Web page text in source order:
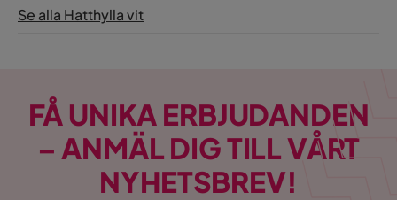
Se alla Hatthylla vit
FÅ UNIKA ERBJUDANDEN
– ANMÄL DIG TILL VÅRT
NYHETSBREV!